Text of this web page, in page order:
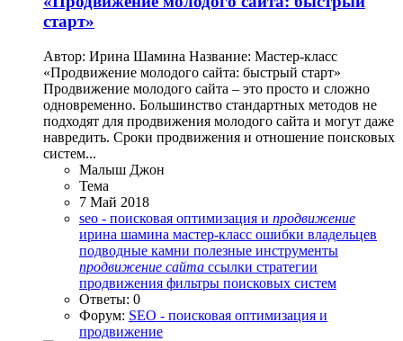
старт»
Автор: Ирина Шамина Название: Мастер-класс
«Продвижение молодого сайта: быстрый старт»
Продвижение молодого сайта – это просто и сложно
одновременно. Большинство стандартных методов не
подходят для продвижения молодого сайта и могут даже
навредить. Сроки продвижения и отношение поисковых
систем...
Малыш Джон
Тема
7 Май 2018
seo - поисковая оптимизация и продвижение
ирина шамина мастер-класс ошибки владельцев
подводные камни полезные инструменты
продвижение сайта ссылки стратегии
продвижения фильтры поисковых систем
Ответы: 0
Форум: SEO - поисковая оптимизация и
продвижение